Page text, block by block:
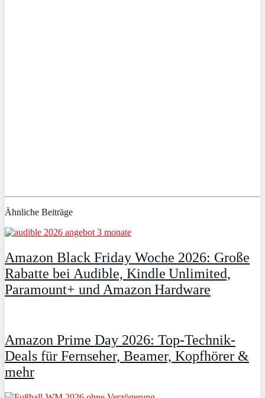
Ähnliche Beiträge
Amazon Black Friday Woche 2026: Große
Rabatte bei Audible, Kindle Unlimited,
Paramount+ und Amazon Hardware
Amazon Prime Day 2026: Top-Technik-
Deals für Fernseher, Beamer, Kopfhörer &
mehr